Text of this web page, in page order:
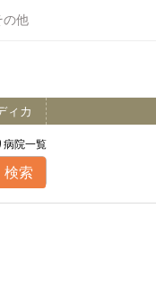
の他
ィカ
病院一覧